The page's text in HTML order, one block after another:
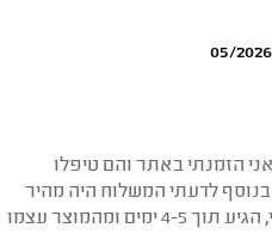
05/2026
הזמנתי באתר והם טיפלו
לדעתי המשלוח היה מהיר
כמו משלוח סטנדרטי, הגיע תוך 4-5 ימים ומהמוצר עצמו